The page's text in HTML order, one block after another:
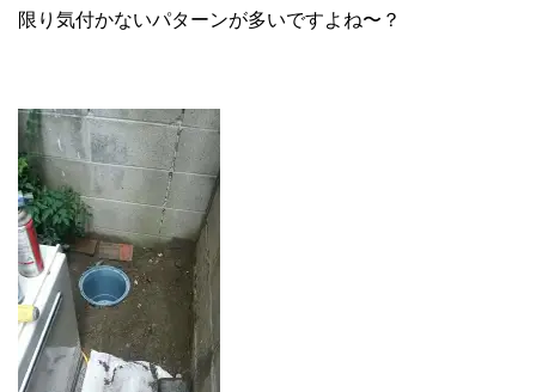
限り気付かないパターンが多いですよね〜？